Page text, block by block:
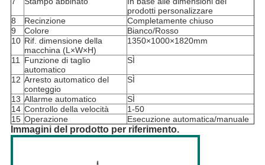
prodotti personalizzare
8
Recinzione
Completamente chiuso
9
Colore
Bianco/Rosso
10 Rif. dimensione della
macchina (L×W×H)
1350×1000×1820mm
11 Funzione di taglio
automatico
SÌ
12 Arresto automatico del
conteggio
SÌ
13 Allarme automatico
SÌ
14 Controllo della velocità
1-50
15 Operazione Esecuzione automatica/manuale
Immagini del prodotto per riferimento.